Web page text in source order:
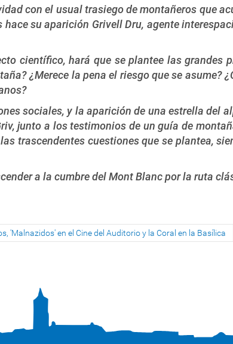
con el usual trasiego de montañeros que
su aparición Grivell Dru, agente
científico, hará que se plantee las grandes
¿Merece la pena el riesgo que se asume?
sociales, y la aparición de una estrella del
junto a los testimonios de un guía de
trascendentes cuestiones que se plantea,
a la cumbre del Mont Blanc por la ruta
'Malnazidos' en el Cine del Auditorio y la Coral en la Basílica